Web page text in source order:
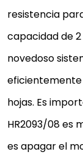
comidas
Tecnología
batido
Con el
hierbas,
Accesorio
resistencia
capacidad de
novedoso
eficientemente
hojas. Es
HR2093/08 es
es apagar el